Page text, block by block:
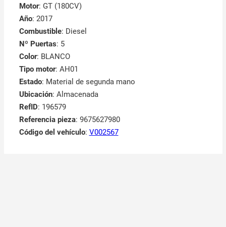
Motor: GT (180CV)
Año: 2017
Combustible: Diesel
Nº Puertas: 5
Color: BLANCO
Tipo motor: AH01
Estado: Material de segunda mano
Ubicación: Almacenada
RefID: 196579
Referencia pieza: 9675627980
Código del vehículo: V002567